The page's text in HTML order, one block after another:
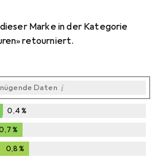
Marke in der Kategorie
retourniert.
Daten i
0,4%
%
0,8 %